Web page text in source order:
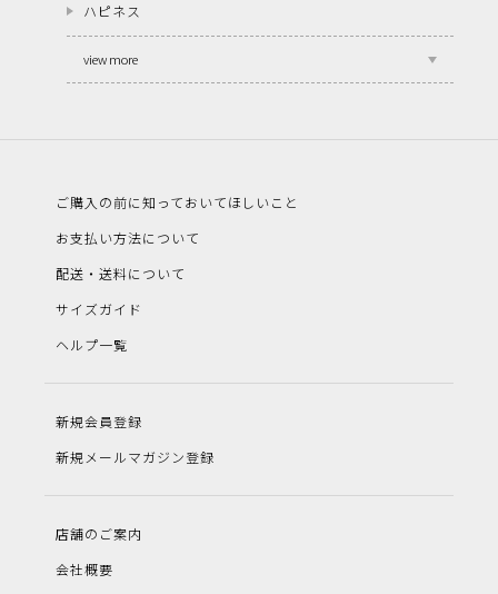
ハピネス
view more
ご購入の前に知っておいてほしいこと
お支払い方法について
配送・送料について
サイズガイド
ヘルプ一覧
新規会員登録
新規メールマガジン登録
店舗のご案内
会社概要